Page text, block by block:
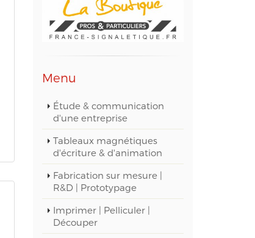
Menu
Étude & communication
d'une entreprise
Tableaux magnétiques
d'écriture & d'animation
Fabrication sur mesure |
R&D | Prototypage
Imprimer | Pelliculer |
Découper